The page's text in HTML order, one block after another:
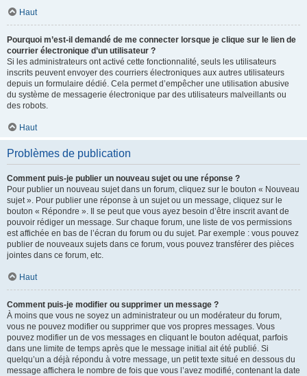
Haut
Pourquoi m’est-il demandé de me connecter lorsque je clique sur le lien de
courrier électronique d’un utilisateur ?
Si les administrateurs ont activé cette fonctionnalité, seuls les utilisateurs
inscrits peuvent envoyer des courriers électroniques aux autres utilisateurs
depuis un formulaire dédié. Cela permet d’empêcher une utilisation abusive
du système de messagerie électronique par des utilisateurs malveillants ou
des robots.
Haut
Problèmes de publication
Comment puis-je publier un nouveau sujet ou une réponse ?
Pour publier un nouveau sujet dans un forum, cliquez sur le bouton « Nouveau
sujet ». Pour publier une réponse à un sujet ou un message, cliquez sur le
bouton « Répondre ». Il se peut que vous ayez besoin d’être inscrit avant de
pouvoir rédiger un message. Sur chaque forum, une liste de vos permissions
est affichée en bas de l’écran du forum ou du sujet. Par exemple : vous pouvez
publier de nouveaux sujets dans ce forum, vous pouvez transférer des pièces
jointes dans ce forum, etc.
Haut
Comment puis-je modifier ou supprimer un message ?
À moins que vous ne soyez un administrateur ou un modérateur du forum,
vous ne pouvez modifier ou supprimer que vos propres messages. Vous
pouvez modifier un de vos messages en cliquant le bouton adéquat, parfois
dans une limite de temps après que le message initial ait été publié. Si
quelqu’un a déjà répondu à votre message, un petit texte situé en dessous du
message affichera le nombre de fois que vous l’avez modifié, contenant la date